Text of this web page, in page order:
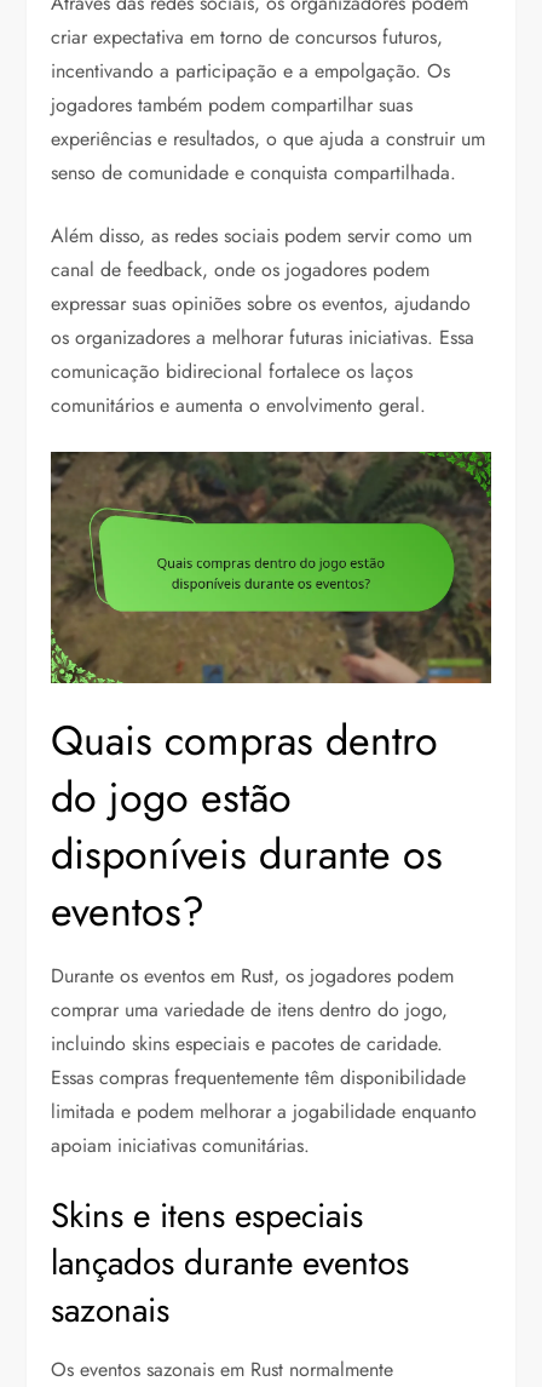
criar expectativa em torno de concursos futuros,
incentivando a participação e a empolgação. Os
jogadores também podem compartilhar suas
experiências e resultados, o que ajuda a construir um
senso de comunidade e conquista compartilhada.
Além disso, as redes sociais podem servir como um
canal de feedback, onde os jogadores podem
expressar suas opiniões sobre os eventos, ajudando
os organizadores a melhorar futuras iniciativas. Essa
comunicação bidirecional fortalece os laços
comunitários e aumenta o envolvimento geral.
Quais compras dentro
do jogo estão
disponíveis durante os
eventos?
Durante os eventos em Rust, os jogadores podem
comprar uma variedade de itens dentro do jogo,
incluindo skins especiais e pacotes de caridade.
Essas compras frequentemente têm disponibilidade
limitada e podem melhorar a jogabilidade enquanto
apoiam iniciativas comunitárias.
Skins e itens especiais
lançados durante eventos
sazonais
Os eventos sazonais em Rust normalmente